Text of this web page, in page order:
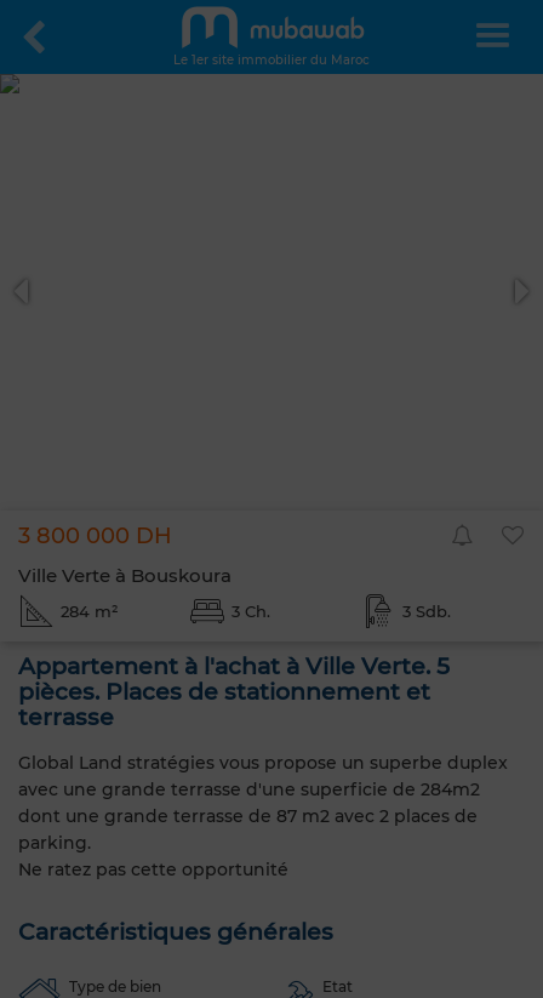
Le 1er site immobilier du Maroc
3 800 000 DH
Ville Verte à Bouskoura
284 m² 3 Ch. 3 Sdb.
Appartement à l'achat à Ville Verte. 5
pièces. Places de stationnement et
terrasse
Global Land stratégies vous propose un superbe duplex
avec une grande terrasse d'une superficie de 284m2
dont une grande terrasse de 87 m2 avec 2 places de
parking.
Ne ratez pas cette opportunité
Caractéristiques générales
Type de bien Etat